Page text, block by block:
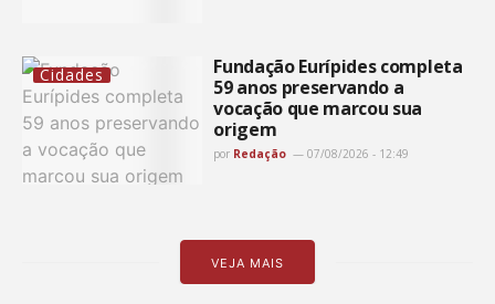
Cidades
Fundação Eurípides completa
59 anos preservando a
vocação que marcou sua
origem
por Redação 07/08/2026 - 12:49
VEJA MAIS